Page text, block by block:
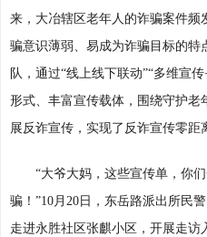
来，大冶辖区老年人的诈骗案件
骗意识薄弱、易成为诈骗目标的特
队，通过“线上线下联动”“多维宣
形式、丰富宣传载体，围绕守护老
展反诈宣传，实现了反诈宣传零距
“大爷大妈，这些宣传单，你
骗！”10月20日，东岳路派出所民
走进永胜社区张麒小区，开展走